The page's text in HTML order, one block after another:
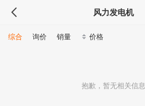
风力发电机
综合 询价 销量 价格
抱歉，暂无相关信息